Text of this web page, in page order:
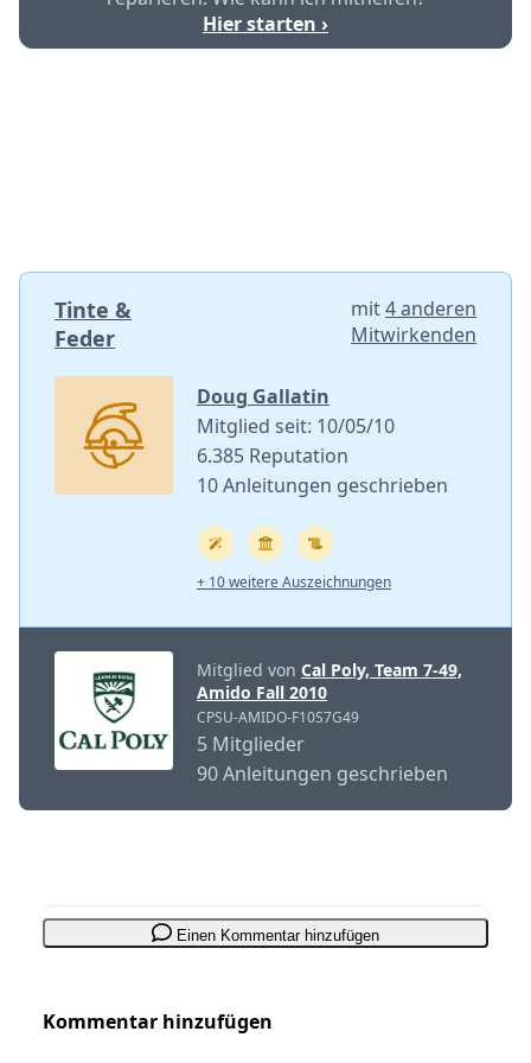
Hier starten ›
Tinte &
Feder
mit4 anderen
Mitwirkenden
Doug Gallatin
Mitglied seit: 10/05/10
6.385 Reputation
10 Anleitungen geschrieben
+ 10 weitere Auszeichnungen
Mitglied von Cal Poly, Team 7-49,
Amido Fall 2010
CPSU-AMIDO-F10S7G49
5 Mitglieder
90 Anleitungen geschrieben
Einen Kommentar hinzufügen
Kommentar hinzufügen